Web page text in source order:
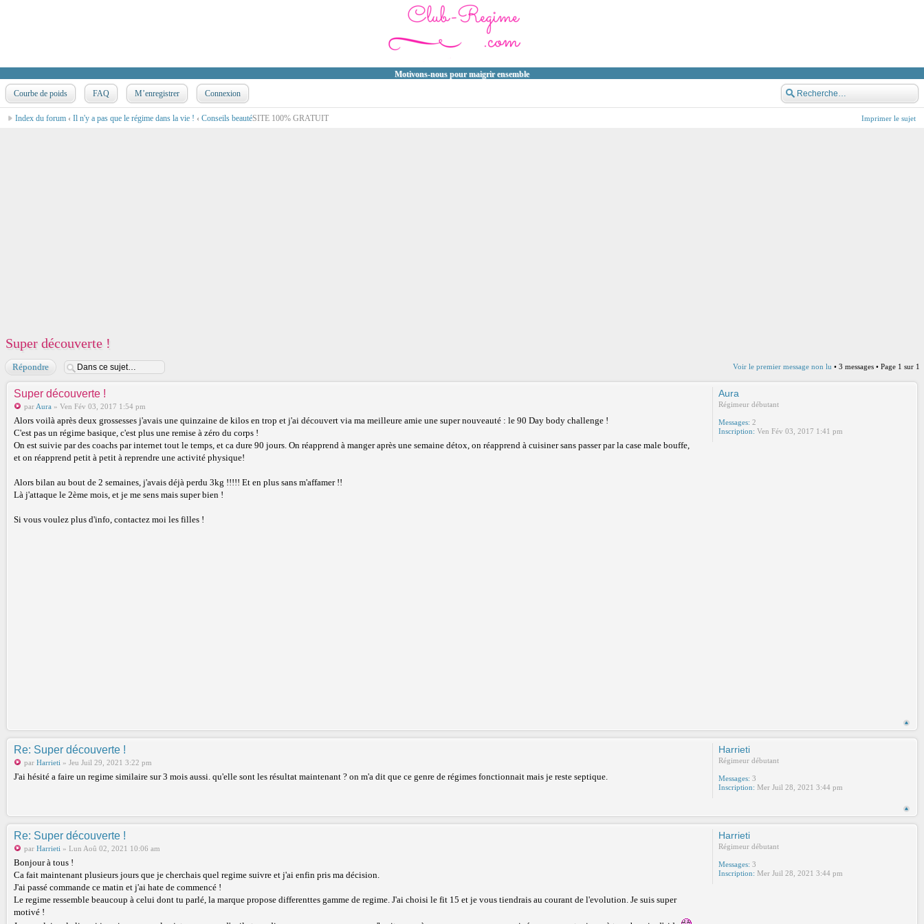
Motivons-nous pour maigrir ensemble
Courbe de poids
FAQ M’enregistrer Connexion
Imprimer le sujet
Index du forum ‹ Il n'y a pas que le régime dans la vie ! ‹ Conseils beautéSITE 100% GRATUIT
Super découverte !
Répondre Voir le premier message non lu • 3 messages • Page 1 sur 1
Super découverte !
par Aura » Ven Fév 03, 2017 1:54 pm
Alors voilà après deux grossesses j'avais une quinzaine de kilos en trop et j'ai découvert via ma meilleure amie une super nouveauté : le 90 Day body challenge !
C'est pas un régime basique, c'est plus une remise à zéro du corps !
On est suivie par des coachs par internet tout le temps, et ca dure 90 jours. On réapprend à manger après une semaine détox, on réapprend à cuisiner sans passer par la case male bouffe,
et on réapprend petit à petit à reprendre une activité physique!
Alors bilan au bout de 2 semaines, j'avais déjà perdu 3kg !!!!! Et en plus sans m'affamer !!
Là j'attaque le 2ème mois, et je me sens mais super bien !
Si vous voulez plus d'info, contactez moi les filles !
Aura
Régimeur débutant
Messages: 2
Inscription: Ven Fév 03, 2017 1:41 pm
Re: Super découverte !
par Harrieti » Jeu Juil 29, 2021 3:22 pm
J'ai hésité a faire un regime similaire sur 3 mois aussi. qu'elle sont les résultat maintenant ? on m'a dit que ce genre de régimes fonctionnait mais je reste septique.
Harrieti
Régimeur débutant
Messages: 3
Inscription: Mer Juil 28, 2021 3:44 pm
Re: Super découverte !
par Harrieti » Lun Aoû 02, 2021 10:06 am
Bonjour à tous !
Ca fait maintenant plusieurs jours que je cherchais quel regime suivre et j'ai enfin pris ma décision.
J'ai passé commande ce matin et j'ai hate de commencé !
Le regime ressemble beaucoup à celui dont tu parlé, la marque propose differenttes gamme de regime. J'ai choisi le fit 15 et je vous tiendrais au courant de l'evolution. Je suis super
motivé !
Harrieti
Régimeur débutant
Messages: 3
Inscription: Mer Juil 28, 2021 3:44 pm